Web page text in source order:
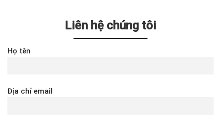
Liên hệ chúng tôi
Họ tên
Địa chỉ email